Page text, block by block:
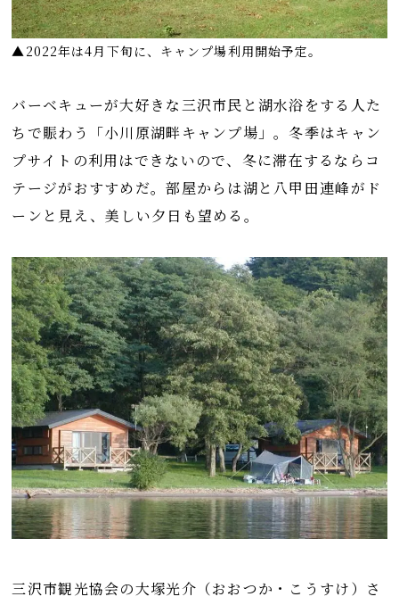
▲2022年は4月下旬に、キャンプ場利用開始予定。
バーベキューが大好きな三沢市民と湖水浴をする人た
ちで賑わう「小川原湖畔キャンプ場」。冬季はキャン
プサイトの利用はできないので、冬に滞在するならコ
テージがおすすめだ。部屋からは湖と八甲田連峰がド
ーンと見え、美しい夕日も望める。
三沢市観光協会の大塚光介（おおつか・こうすけ）さ